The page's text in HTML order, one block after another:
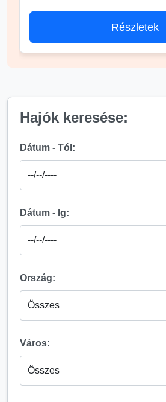
Részletek
Hajók keresése:
Dátum - Tól:
Dátum - Ig:
Ország:
Város: